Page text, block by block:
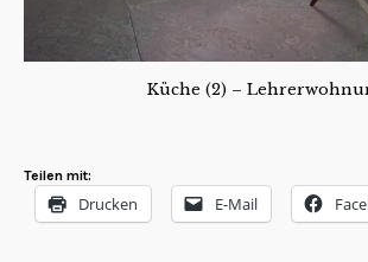
Küche (2) –
Teilen mit:
Drucken E-Mail